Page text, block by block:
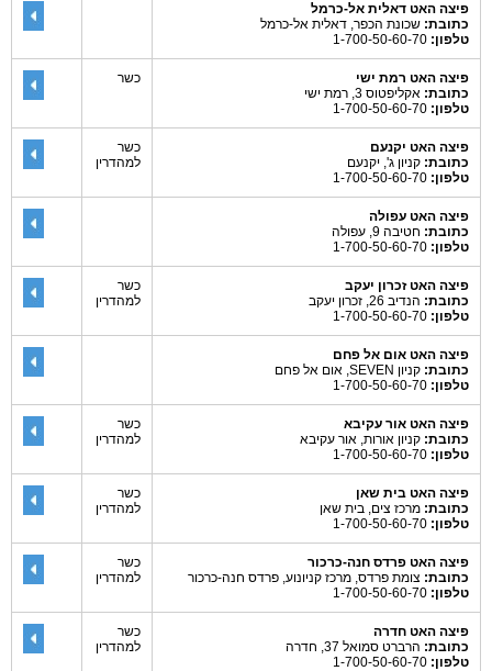
פיצה האט דאלית אל-כרמל
כתובת: שכונת הכפר, דאלית אל-כרמל
טלפון:
פיצה האט רמת ישי
כתובת: אקליפטוס 3, רמת ישי
טלפון:
כשר
פיצה האט יקנעם
כתובת: קניון ג', יקנעם
טלפון:
כשר
למהדרין
פיצה האט עפולה
כתובת: חטיבה 9, עפולה
טלפון:
פיצה האט זכרון יעקב
כתובת: הנדיב 26, זכרון יעקב
טלפון:
כשר
למהדרין
פיצה האט אום אל פחם
כתובת: קניון SEVEN, אום אל פחם
טלפון:
פיצה האט אור עקיבא
כתובת: קניון אורות, אור עקיבא
טלפון:
כשר
למהדרין
פיצה האט בית שאן
כתובת: מרכז צים, בית שאן
טלפון:
כשר
למהדרין
פיצה האט פרדס חנה-כרכור
כתובת: צומת פרדס, מרכז קניונוע, פרדס חנה-כרכור
טלפון:
כשר
למהדרין
פיצה האט חדרה
כתובת: הרברט סמואל 37, חדרה
טלפון:
כשר
למהדרין